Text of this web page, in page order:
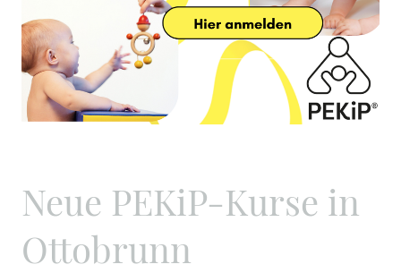
Neue PEKiP-Kurse in
Ottobrunn